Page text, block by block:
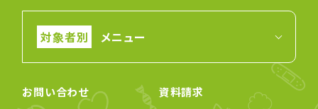
メニュー
お問い合わせ
資料請求